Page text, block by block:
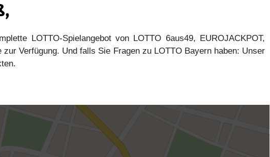
LOTTO-Spielangebot von LOTTO 6aus49, EUROJACKPOT,
Verfügung. Und falls Sie Fragen zu LOTTO Bayern haben: Unser